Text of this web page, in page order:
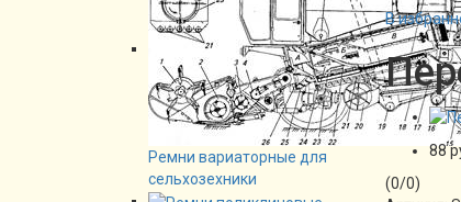
Ремни вариаторные для
сельхозехники
В
88
(0/0)